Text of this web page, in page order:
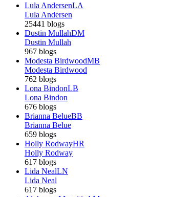
Lula AndersenLA
Lula Andersen
25441 blogs
Dustin MullahDM
Dustin Mullah
967 blogs
Modesta BirdwoodMB
Modesta Birdwood
762 blogs
Lona BindonLB
Lona Bindon
676 blogs
Brianna BelueBB
Brianna Belue
659 blogs
Holly RodwayHR
Holly Rodway
617 blogs
Lida NealLN
Lida Neal
617 blogs